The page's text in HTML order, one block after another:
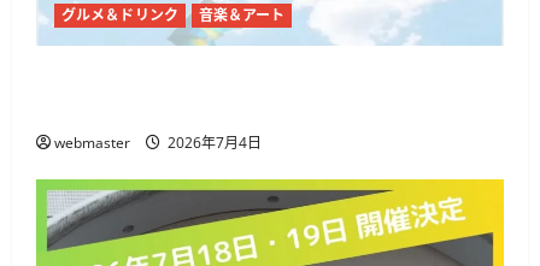
グルメ＆ドリンク 音楽＆アート
webmaster 2026年7月4日